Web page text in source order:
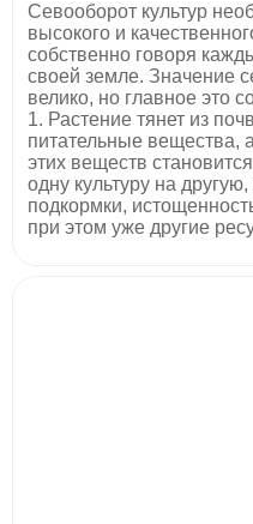
Севооборот культур
высокого и
собственно говоря
своей земле. Значение
велико, но главное это
1. Растение тянет из
питательные вещества,
этих веществ
одну культуру на
подкормки,
при этом уже другие